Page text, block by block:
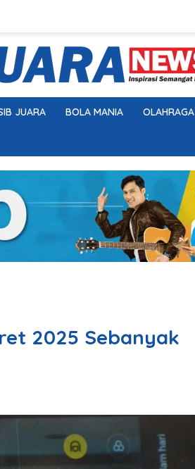
JUARA BOLA MANIA OLAHRAGA
2025 Sebanyak